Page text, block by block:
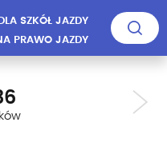
DLA SZKÓŁ JAZDY
PRAWO JAZDY